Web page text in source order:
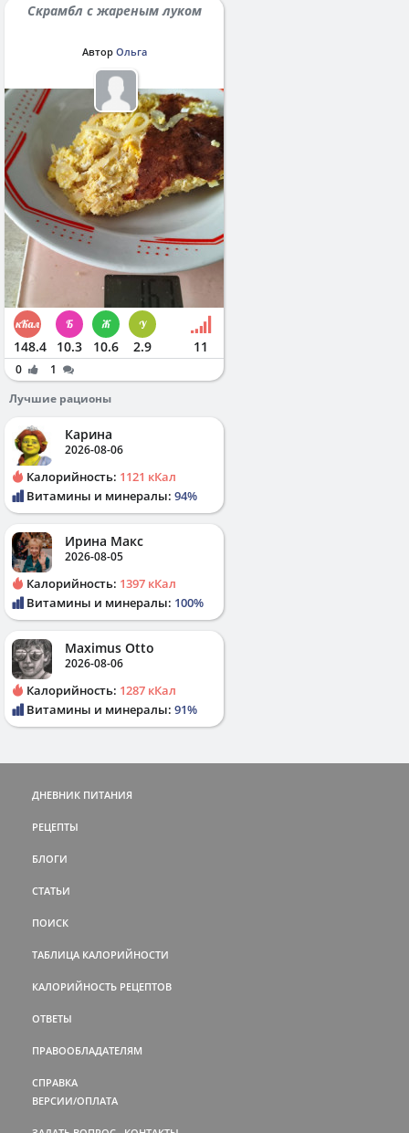
Скрамбл с жареным луком
Автор Ольга
148.4 10.3 10.6 2.9 11
0
1
Лучшие рационы
Карина
2026-08-06
Калорийность: 1121 кКал
Витамины и минералы: 94%
Ирина Макс
2026-08-05
Калорийность: 1397 кКал
Витамины и минералы: 100%
Maximus Otto
2026-08-06
Калорийность: 1287 кКал
Витамины и минералы: 91%
ДНЕВНИК ПИТАНИЯ
РЕЦЕПТЫ
БЛОГИ
СТАТЬИ
ПОИСК
ТАБЛИЦА КАЛОРИЙНОСТИ
КАЛОРИЙНОСТЬ РЕЦЕПТОВ
ОТВЕТЫ
ПРАВООБЛАДАТЕЛЯМ
СПРАВКА
ВЕРСИИ/ОПЛАТА